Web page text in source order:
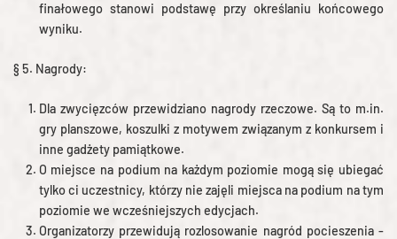
finałowego stanowi podstawę przy określaniu końcowego
wyniku.
§ 5. Nagrody:
Dla zwycięzców przewidziano nagrody rzeczowe. Są to m.in.
gry planszowe, koszulki z motywem związanym z konkursem i
inne gadżety pamiątkowe.
O miejsce na podium na każdym poziomie mogą się ubiegać
tylko ci uczestnicy, którzy nie zajęli miejsca na podium na tym
poziomie we wcześniejszych edycjach.
Organizatorzy przewidują rozlosowanie nagród pocieszenia -